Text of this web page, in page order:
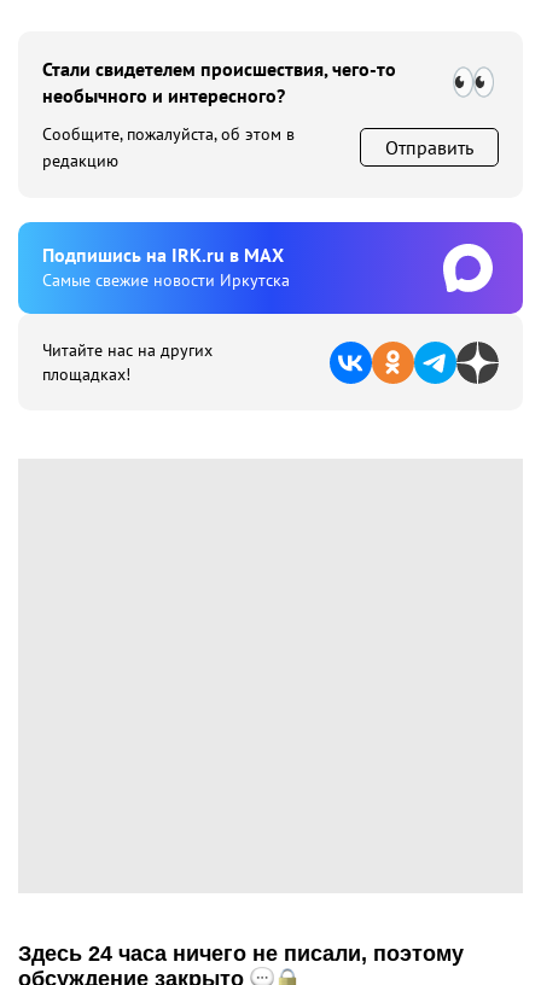
Стали свидетелем происшествия, чего-то
необычного и интересного?
Сообщите, пожалуйста, об этом в
редакцию
Отправить
Подпишиcь на IRK.ru в MAX
Cамые свежие новости Иркутска
Читайте нас на других
площадках!
Здесь 24 часа ничего не писали, поэтому
обсуждение закрыто